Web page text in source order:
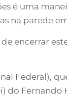
é uma
na parede em
encerrar
Federal),
do Fernando